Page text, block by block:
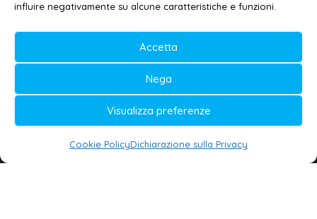
influire negativamente su alcune caratteristiche e funzioni.
Accetta
Nega
Visualizza preferenze
Cookie PolicyDichiarazione sulla Privacy
Testata iscritta al n. 11/2020 Registro della
Stampa Tribunale di Lecce
Editore e direttore responsabile:
Daniele G. Masciullo